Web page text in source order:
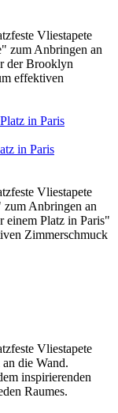
Vliestapete
zum Anbringen an
der Brooklyn
effektiven
in Paris
Vliestapete
zum Anbringen an
einem Platz in Paris"
Zimmerschmuck
Vliestapete
die Wand.
inspirierenden
Raumes.